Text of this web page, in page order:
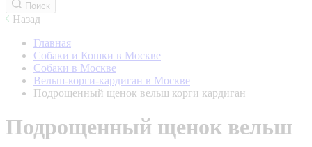
Поиск
Назад
Главная
Собаки и Кошки в Москве
Собаки в Москве
Вельш-корги-кардиган в Москве
Подрощенный щенок вельш корги кардиган
Подрощенный щенок вельш